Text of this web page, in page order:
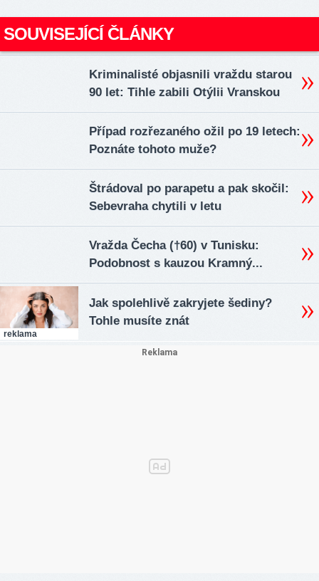
SOUVISEJÍCÍ ČLÁNKY
Kriminalisté objasnili vraždu starou
90 let: Tihle zabili Otýlii Vranskou
Případ rozřezaného ožil po 19 letech:
Poznáte tohoto muže?
Štrádoval po parapetu a pak skočil:
Sebevraha chytili v letu
Vražda Čecha (†60) v Tunisku:
Podobnost s kauzou Kramný...
reklama
Jak spolehlivě zakryjete šediny?
Tohle musíte znát